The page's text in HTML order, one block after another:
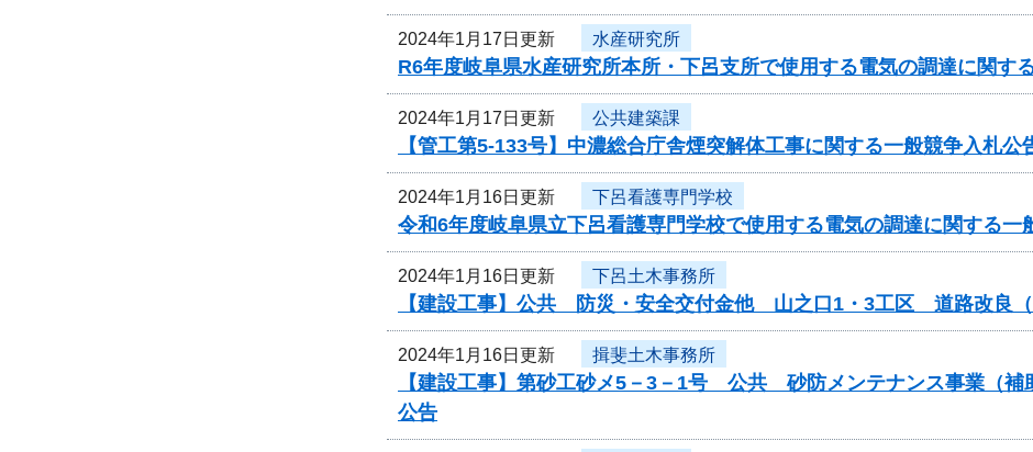
2024年1月17日更新 水産研究所
R6年度岐阜県水産研究所本所・下呂支所で使用する電気の調達に関す
2024年1月17日更新 公共建築課
【管工第5-133号】中濃総合庁舎煙突解体工事に関する一般競争入札公
2024年1月16日更新 下呂看護専門学校
令和6年度岐阜県立下呂看護専門学校で使用する電気の調達に関する一
2024年1月16日更新 下呂土木事務所
【建設工事】公共 防災・安全交付金他 山之口1・3工区 道路改良
2024年1月16日更新 揖斐土木事務所
【建設工事】第砂工砂メ5－3－1号 公共 砂防メンテナンス事業（補
公告